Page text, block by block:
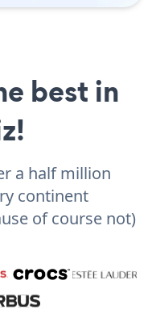
best in
a half million
continent
of course not)